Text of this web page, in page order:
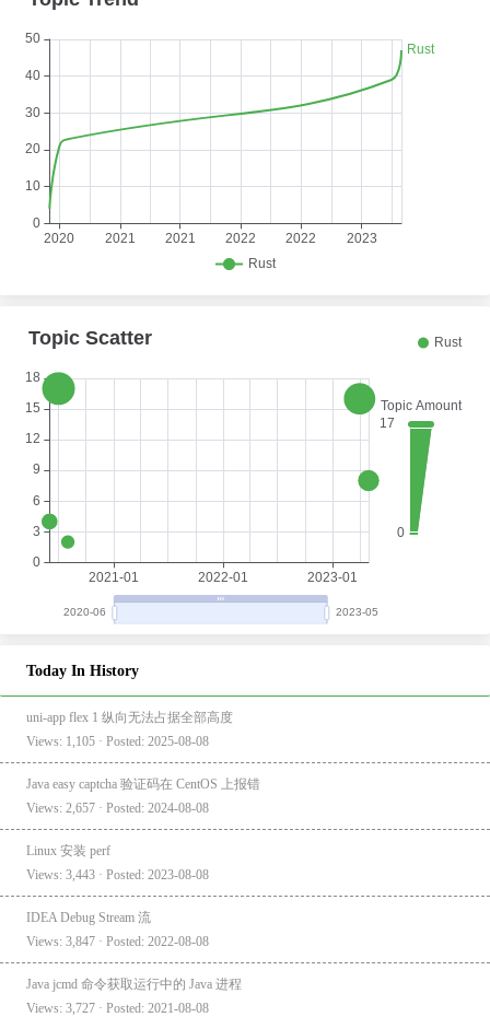
Today In History
uni-app flex 1 纵向无法占据全部高度
Views: 1,105 · Posted: 2025-08-08
Java easy captcha 验证码在 CentOS 上报错
Views: 2,657 · Posted: 2024-08-08
Linux 安装 perf
Views: 3,443 · Posted: 2023-08-08
IDEA Debug Stream 流
Views: 3,847 · Posted: 2022-08-08
Java jcmd 命令获取运行中的 Java 进程
Views: 3,727 · Posted: 2021-08-08